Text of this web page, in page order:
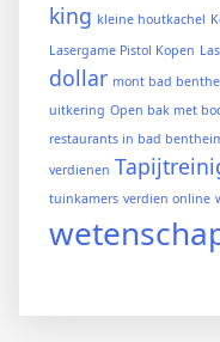
king kleine houtkachel
Lasergame Pistol Kopen
dollar mont bad
uitkering Open bak met
restaurants in bad
verdienen
tuinkamers verdien online